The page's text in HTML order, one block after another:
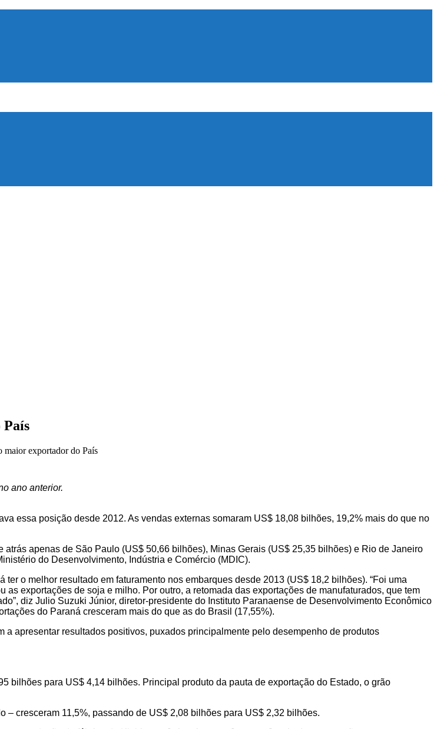
maior exportador do País
ano anterior.
essa posição desde 2012. As vendas externas somaram US$ 18,08 bilhões, 19,2% mais do que no
apenas de São Paulo (US$ 50,66 bilhões), Minas Gerais (US$ 25,35 bilhões) e Rio de Janeiro
do Desenvolvimento, Indústria e Comércio (MDIC).
o melhor resultado em faturamento nos embarques desde 2013 (US$ 18,2 bilhões). “Foi uma
exportações de soja e milho. Por outro, a retomada das exportações de manufaturados, que tem
diz Julio Suzuki Júnior, diretor-presidente do Instituto Paranaense de Desenvolvimento Econômico
do Paraná cresceram mais do que as do Brasil (17,55%).
apresentar resultados positivos, puxados principalmente pelo desempenho de produtos
bilhões para US$ 4,14 bilhões. Principal produto da pauta de exportação do Estado, o grão
cresceram 11,5%, passando de US$ 2,08 bilhões para US$ 2,32 bilhões.